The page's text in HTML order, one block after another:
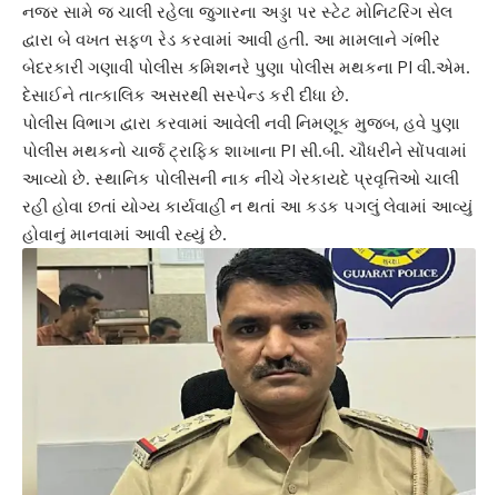
નજર સામે જ ચાલી રહેલા જુગારના અડ્ડા પર સ્ટેટ મોનિટરિંગ સેલ
દ્વારા બે વખત સફળ રેડ કરવામાં આવી હતી. આ મામલાને ગંભીર
બેદરકારી ગણાવી પોલીસ કમિશનરે પુણા પોલીસ મથકના PI વી.એમ.
દેસાઈને તાત્કાલિક અસરથી સસ્પેન્ડ કરી દીધા છે.
પોલીસ વિભાગ દ્વારા કરવામાં આવેલી નવી નિમણૂક મુજબ, હવે પુણા
પોલીસ મથકનો ચાર્જ ટ્રાફિક શાખાના PI સી.બી. ચૌધરીને સોંપવામાં
આવ્યો છે. સ્થાનિક પોલીસની નાક નીચે ગેરકાયદે પ્રવૃત્તિઓ ચાલી
રહી હોવા છતાં યોગ્ય કાર્યવાહી ન થતાં આ કડક પગલું લેવામાં આવ્યું
હોવાનું માનવામાં આવી રહ્યું છે.